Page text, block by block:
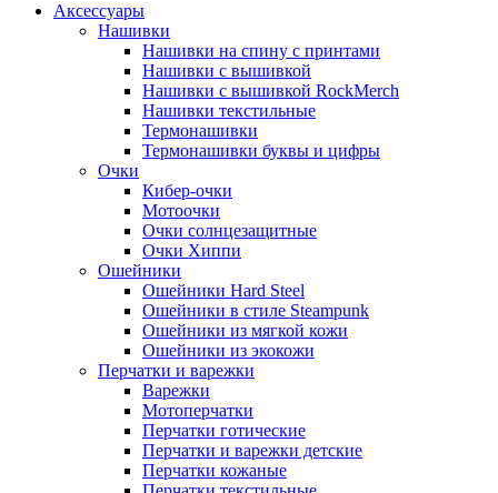
Аксессуары
Нашивки
Нашивки на спину с принтами
Нашивки с вышивкой
Нашивки с вышивкой RockMerch
Нашивки текстильные
Термонашивки
Термонашивки буквы и цифры
Очки
Кибер-очки
Мотоочки
Очки солнцезащитные
Очки Хиппи
Ошейники
Ошейники Hard Steel
Ошейники в стиле Steampunk
Ошейники из мягкой кожи
Ошейники из экокожи
Перчатки и варежки
Варежки
Мотоперчатки
Перчатки готические
Перчатки и варежки детские
Перчатки кожаные